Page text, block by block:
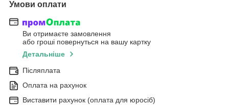
Умови оплати
Ви отримаєте замовлення
або гроші повернуться на вашу картку
Детальніше
Післяплата
Оплата на рахунок
Виставити рахунок (оплата для юросіб)